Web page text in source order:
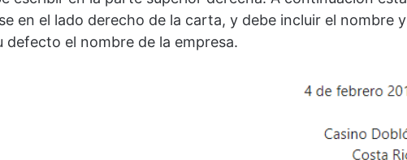
en el lado derecho de la carta, y debe incluir el nombre y
el nombre de la empresa.